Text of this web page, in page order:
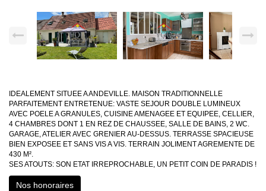
IDEALEMENT SITUEE A ANDEVILLE. MAISON TRADITIONNELLE
PARFAITEMENT ENTRETENUE: VASTE SEJOUR DOUBLE LUMINEUX
AVEC POELE A GRANULES, CUISINE AMENAGEE ET EQUIPEE, CELLIER,
4 CHAMBRES DONT 1 EN REZ DE CHAUSSEE, SALLE DE BAINS, 2 WC.
GARAGE, ATELIER AVEC GRENIER AU-DESSUS. TERRASSE SPACIEUSE
BIEN EXPOSEE ET SANS VIS A VIS. TERRAIN JOLIMENT AGREMENTE DE
430 M².
SES ATOUTS: SON ETAT IRREPROCHABLE, UN PETIT COIN DE PARADIS !
Nos honoraires